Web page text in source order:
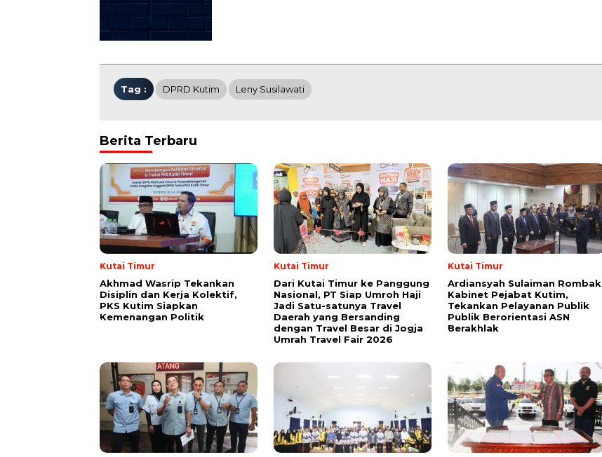
Tag : DPRD Kutim Leny Susilawati
Berita Terbaru
Kutai Timur
Akhmad Wasrip Tekankan
Disiplin dan Kerja Kolektif,
PKS Kutim Siapkan
Kemenangan Politik
Kutai Timur
Dari Kutai Timur ke Panggung
Nasional, PT Siap Umroh Haji
Jadi Satu-satunya Travel
Daerah yang Bersanding
dengan Travel Besar di Jogja
Umrah Travel Fair 2026
Kutai Timur
Ardiansyah Sulaiman Rombak
Kabinet Pejabat Kutim,
Tekankan Pelayanan Publik
Publik Berorientasi ASN
Berakhlak